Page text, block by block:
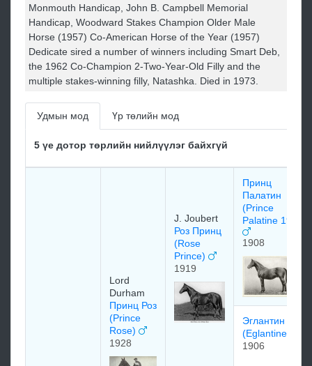
Monmouth Handicap, John B. Campbell Memorial
Handicap, Woodward Stakes Champion Older Male
Horse (1957) Co-American Horse of the Year (1957)
Dedicate sired a number of winners including Smart Deb,
the 1962 Co-Champion 2-Two-Year-Old Filly and the
multiple stakes-winning filly, Natashka. Died in 1973.
Удмын мод Үр төлийн мод
5 үе дотор төрлийн нийлүүлэг байхгүй
Lord
Durham
Принц Роз
(Prince
Rose)
1928
J. Joubert
Роз Принц
(Rose
Prince)
1919
Принц
Палатин
(Prince
Palatine 1908)
1908
Эглантин
(Eglantine)
1906